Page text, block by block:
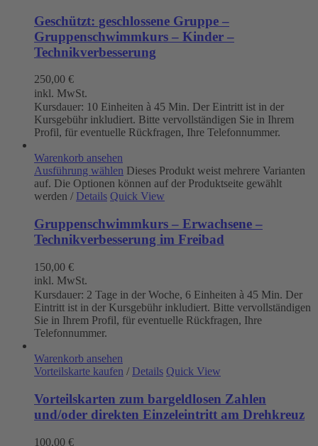
Geschützt: geschlossene Gruppe –
Gruppenschwimmkurs – Kinder –
Technikverbesserung
250,00 €
inkl. MwSt.
Kursdauer: 10 Einheiten à 45 Min. Der Eintritt ist in der
Kursgebühr inkludiert. Bitte vervollständigen Sie in Ihrem
Profil, für eventuelle Rückfragen, Ihre Telefonnummer.
Warenkorb ansehen
Ausführung wählen Dieses Produkt weist mehrere Varianten
auf. Die Optionen können auf der Produktseite gewählt
werden / Details Quick View
Gruppenschwimmkurs – Erwachsene –
Technikverbesserung im Freibad
150,00 €
inkl. MwSt.
Kursdauer: 2 Tage in der Woche, 6 Einheiten à 45 Min. Der
Eintritt ist in der Kursgebühr inkludiert. Bitte vervollständigen
Sie in Ihrem Profil, für eventuelle Rückfragen, Ihre
Telefonnummer.
Warenkorb ansehen
Vorteilskarte kaufen / Details Quick View
Vorteilskarten zum bargeldlosen Zahlen
und/oder direkten Einzeleintritt am Drehkreuz
100,00 €